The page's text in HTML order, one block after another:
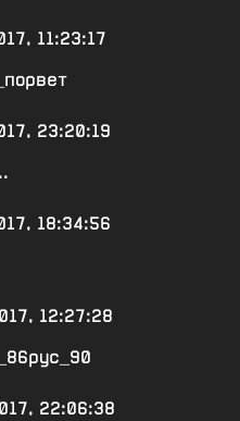
11:23:17
23:20:19
18:34:56
12:27:28
22:06:38